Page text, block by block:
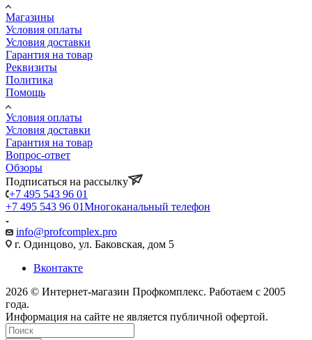
Магазины
Условия оплаты
Условия доставки
Гарантия на товар
Реквизиты
Политика
Помощь
Условия оплаты
Условия доставки
Гарантия на товар
Вопрос-ответ
Обзоры
Подписаться на рассылку
+7 495 543 96 01
+7 495 543 96 01Многоканальный телефон
info@profcomplex.pro
г. Одинцово, ул. Баковская, дом 5
Вконтакте
2026 © Интернет-магазин Профкомплекс. Работаем с 2005
года.
Информация на сайте не является публичной офертой.